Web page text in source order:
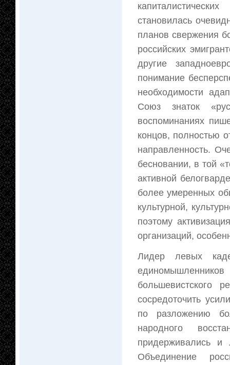
становилась
планов свержения
российских
другие
понимание
необходимости
Союз знаток
воспоминаниях
концов, полностью
направленность.
бесновании, в той
активной
более умеренных
культурной,
поэтому
организаций,
Лидер левых
большевистского
сосредоточить
по разложению
народного
придерживались и
Объединение